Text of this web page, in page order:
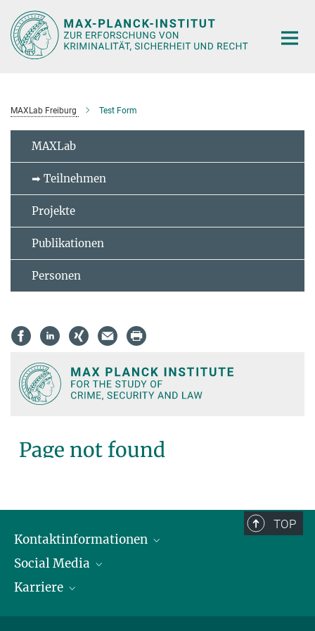
Hauptinhalt
MAXLab Freiburg Test Form
MAXLab
➡ Teilnehmen
Projekte
Publikationen
Personen
TOP
Kontaktinformationen
Öffnungszeiten & Anfahrt
Ansprechpersonen
Social Media
LinkedIn
Karriere